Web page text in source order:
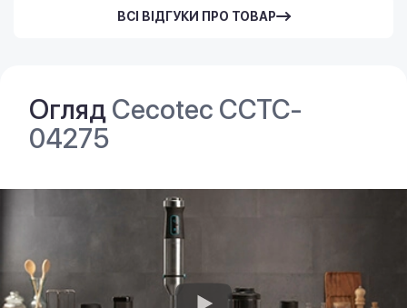
ВСІ ВІДГУКИ ПРО ТОВАР
ОглядCecotec CCTC-
04275